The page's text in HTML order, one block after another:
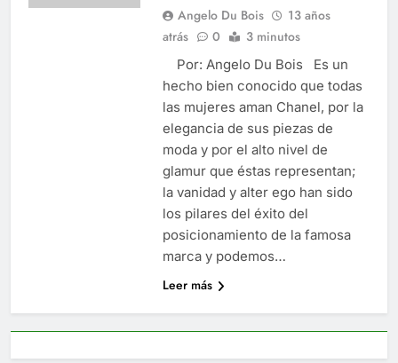
Angelo Du Bois
13 años
atrás
0 3 minutos
Por: Angelo Du Bois Es un
hecho bien conocido que todas
las mujeres aman Chanel, por la
elegancia de sus piezas de
moda y por el alto nivel de
glamur que éstas representan;
la vanidad y alter ego han sido
los pilares del éxito del
posicionamiento de la famosa
marca y podemos…
Leer más